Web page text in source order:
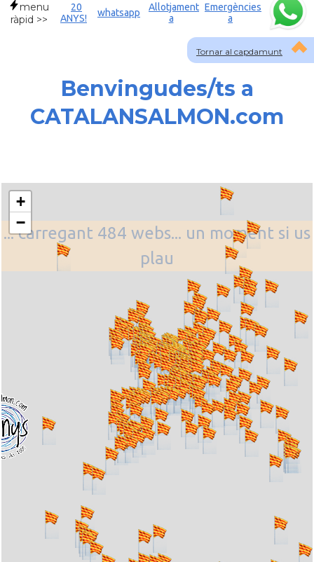
Tornar al capdamunt
menu
ràpid >>
20
ANYS!
whatsapp
Allotjament
a
Emergències
a
Benvingudes/ts a
CATALANSALMON.com
... carregant 484 webs... un moment si us
plau
+
−